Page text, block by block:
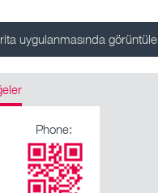
uygulanmasında görüntüle
Phone: